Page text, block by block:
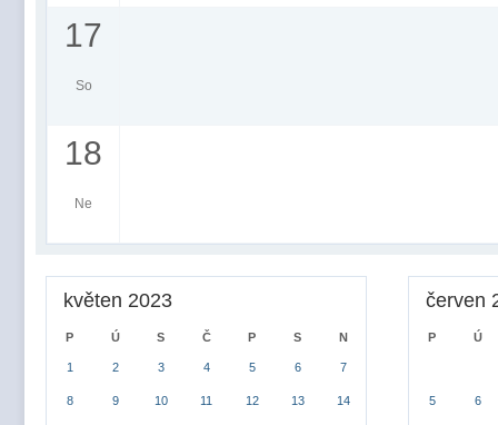
17
So
18
Ne
květen 2023
P Ú S Č P S N
1 2 3 4 5 6 7
8 9 10 11 12 13 14
červen
P Ú
5 6